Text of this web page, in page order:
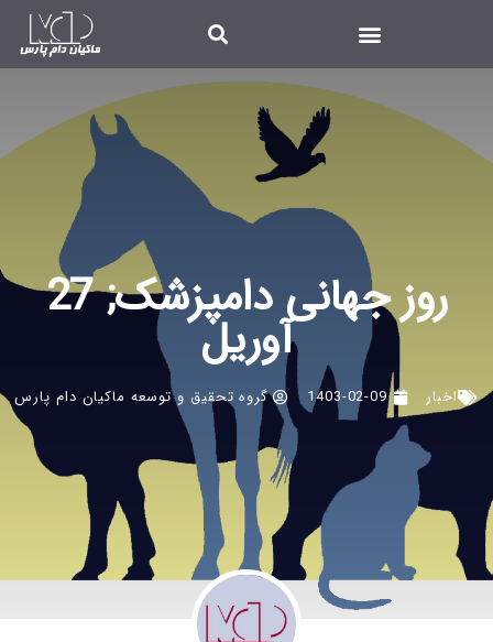
روز جهانی دامپزشک; 27
آوریل
اخبار 1403-02-09 گروه تحقیق و توسعه ماکیان دام پارس